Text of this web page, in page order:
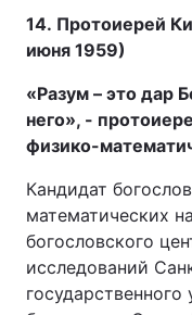
14. Протоиерей
июня 1959)
«Разум – это дар
него», -
физико-
Кандидат
математических
богословского
исследований